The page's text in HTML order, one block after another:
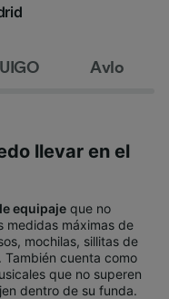
Avlo
llevar en el
equipaje que no
medidas máximas de
mochilas, sillitas de
. También cuenta como
que no superen
dentro de su funda.